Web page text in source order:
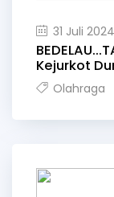
31 Juli
Kejurkot
Olahraga